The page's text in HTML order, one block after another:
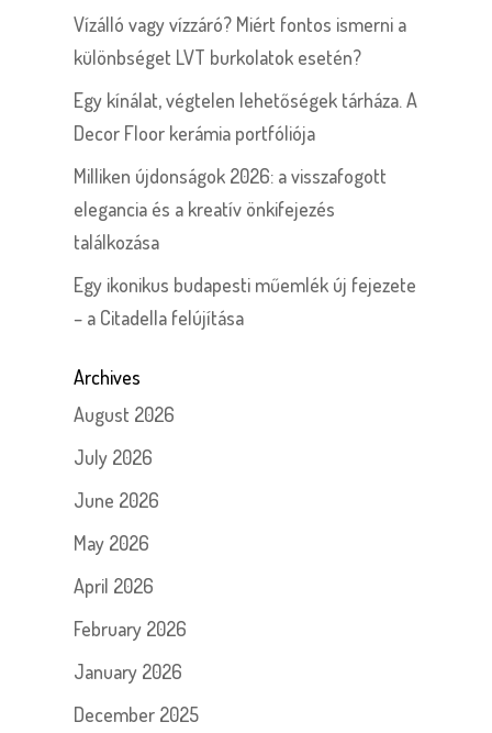
Vízálló vagy vízzáró? Miért fontos ismerni a
különbséget LVT burkolatok esetén?
Egy kínálat, végtelen lehetőségek tárháza. A
Decor Floor kerámia portfóliója
Milliken újdonságok 2026: a visszafogott
elegancia és a kreatív önkifejezés
találkozása
Egy ikonikus budapesti műemlék új fejezete
– a Citadella felújítása
Archives
August 2026
July 2026
June 2026
May 2026
April 2026
February 2026
January 2026
December 2025